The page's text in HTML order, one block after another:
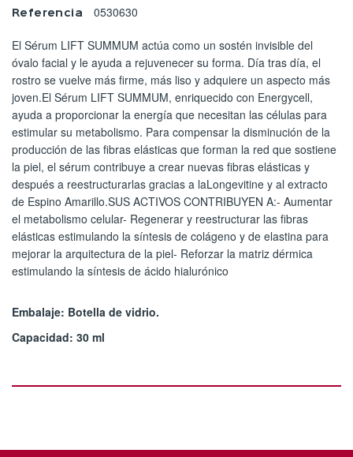
Referencia 0530630
El Sérum LIFT SUMMUM actúa como un sostén invisible del
óvalo facial y le ayuda a rejuvenecer su forma. Día tras día, el
rostro se vuelve más firme, más liso y adquiere un aspecto más
joven.El Sérum LIFT SUMMUM, enriquecido con Energycell,
ayuda a proporcionar la energía que necesitan las células para
estimular su metabolismo. Para compensar la disminución de la
producción de las fibras elásticas que forman la red que sostiene
la piel, el sérum contribuye a crear nuevas fibras elásticas y
después a reestructurarlas gracias a laLongevitine y al extracto
de Espino Amarillo.SUS ACTIVOS CONTRIBUYEN A:- Aumentar
el metabolismo celular- Regenerar y reestructurar las fibras
elásticas estimulando la síntesis de colágeno y de elastina para
mejorar la arquitectura de la piel- Reforzar la matriz dérmica
estimulando la síntesis de ácido hialurónico
Embalaje: Botella de vidrio.
Capacidad: 30 ml